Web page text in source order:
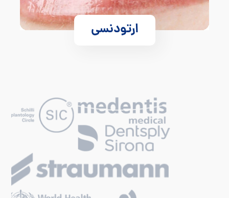
ارتودنسی